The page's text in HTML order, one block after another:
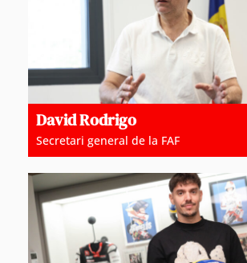
David Rodrigo
Secretari general de la FAF